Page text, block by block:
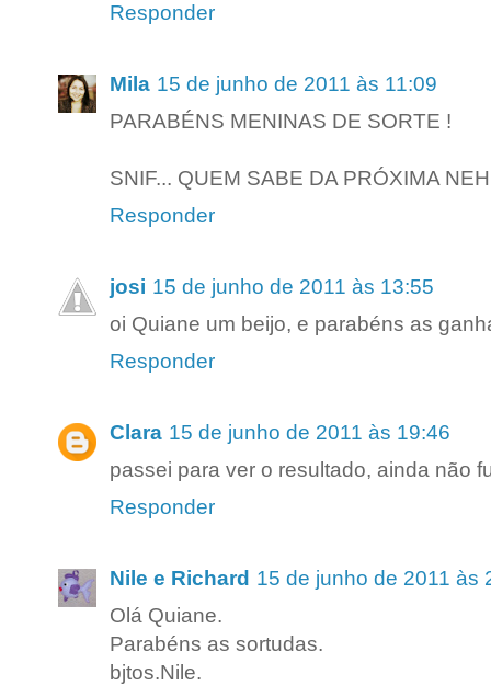
Responder
Mila 15 de junho de 2011 às 11:09
PARABÉNS MENINAS DE SORTE !
SNIF... QUEM SABE DA PRÓXIMA NEH
Responder
josi 15 de junho de 2011 às 13:55
oi Quiane um beijo, e parabéns as
Responder
Clara 15 de junho de 2011 às 19:46
passei para ver o resultado, ainda não
Responder
Nile e Richard 15 de junho de 2011 às
Olá Quiane.
Parabéns as sortudas.
bjtos.Nile.